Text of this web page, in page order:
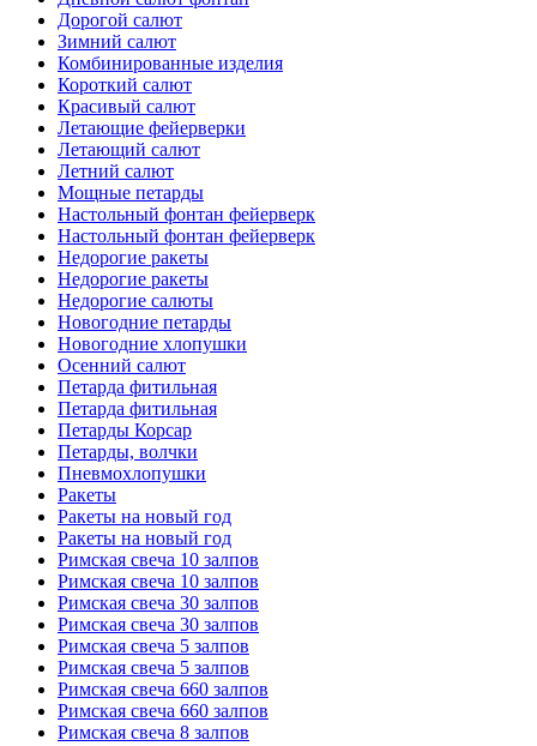
Дорогой салют
Зимний салют
Комбинированные изделия
Короткий салют
Красивый салют
Летающие фейерверки
Летающий салют
Летний салют
Мощные петарды
Настольный фонтан фейерверк
Настольный фонтан фейерверк
Недорогие ракеты
Недорогие ракеты
Недорогие салюты
Новогодние петарды
Новогодние хлопушки
Осенний салют
Петарда фитильная
Петарда фитильная
Петарды Корсар
Петарды, волчки
Пневмохлопушки
Ракеты
Ракеты на новый год
Ракеты на новый год
Римская свеча 10 залпов
Римская свеча 10 залпов
Римская свеча 30 залпов
Римская свеча 30 залпов
Римская свеча 5 залпов
Римская свеча 5 залпов
Римская свеча 660 залпов
Римская свеча 660 залпов
Римская свеча 8 залпов